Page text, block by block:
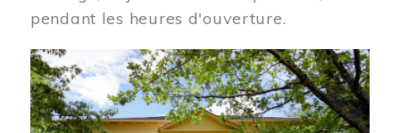
pendant les heures d'ouverture.
Image